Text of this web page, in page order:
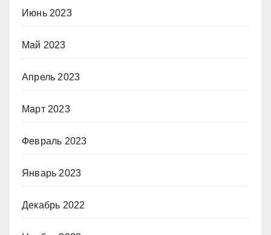
Июнь 2023
Май 2023
Апрель 2023
Март 2023
Февраль 2023
Январь 2023
Декабрь 2022